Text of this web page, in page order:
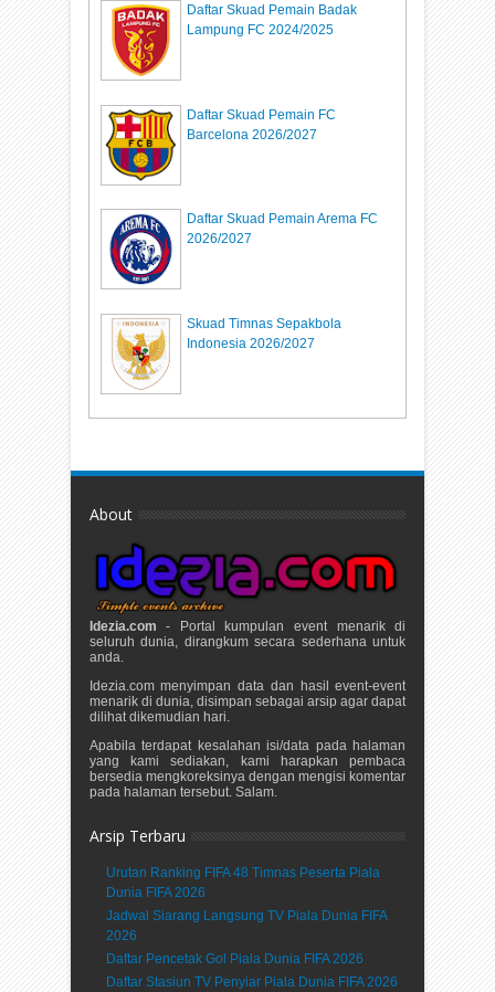
Daftar Skuad Pemain Badak
Lampung FC 2024/2025
Daftar Skuad Pemain FC
Barcelona 2026/2027
Daftar Skuad Pemain Arema FC
2026/2027
Skuad Timnas Sepakbola
Indonesia 2026/2027
About
Idezia.com - Portal kumpulan event menarik di
seluruh dunia, dirangkum secara sederhana untuk
anda.
Idezia.com menyimpan data dan hasil event-event
menarik di dunia, disimpan sebagai arsip agar dapat
dilihat dikemudian hari.
Apabila terdapat kesalahan isi/data pada halaman
yang kami sediakan, kami harapkan pembaca
bersedia mengkoreksinya dengan mengisi komentar
pada halaman tersebut. Salam.
Arsip Terbaru
Urutan Ranking FIFA 48 Timnas Peserta Piala
Dunia FIFA 2026
Jadwal Siarang Langsung TV Piala Dunia FIFA
2026
Daftar Pencetak Gol Piala Dunia FIFA 2026
Daftar Stasiun TV Penyiar Piala Dunia FIFA 2026